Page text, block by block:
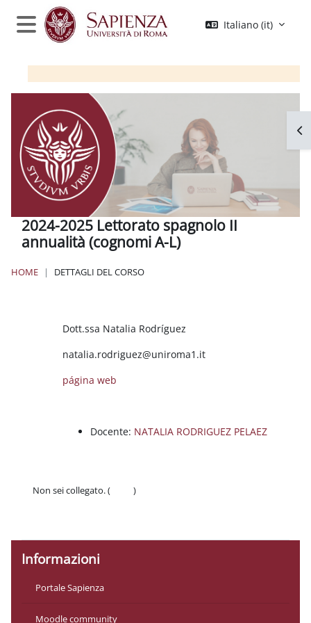
Vai al contenuto principale
Pannello laterale
Italiano ‎(it)‎
2024-2025 Lettorato spagnolo II
annualità (cognomi A-L)
HOME DETTAGLI DEL CORSO
Dott.ssa Natalia Rodríguez
natalia.rodriguez@uniroma1.it
página web
Docente: NATALIA RODRIGUEZ PELAEZ
Non sei collegato. (
)
Informazioni
Portale Sapienza
Moodle community